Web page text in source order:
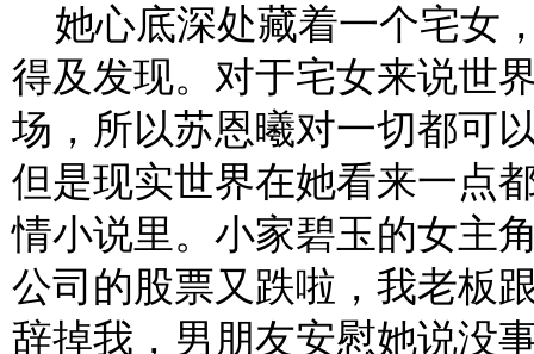
她心底深处藏着一个宅女
得及发现。对于宅女来说世
场，所以苏恩曦对一切都可
但是现实世界在她看来一点
情小说里。小家碧玉的女主
公司的股票又跌啦，我老板
辞掉我，男朋友安慰她说没